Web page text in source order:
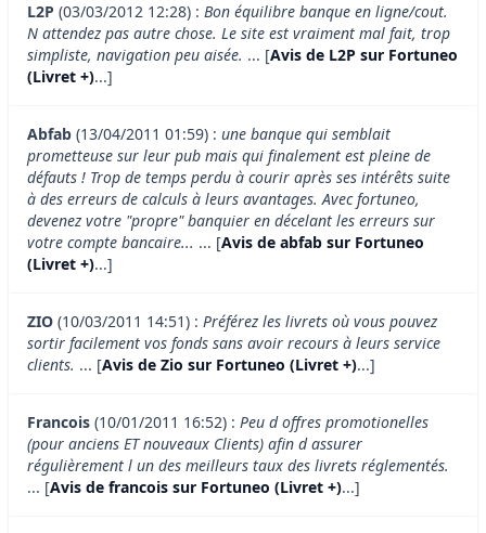
L2P (03/03/2012 12:28) : Bon équilibre banque en ligne/cout.
N attendez pas autre chose. Le site est vraiment mal fait, trop
simpliste, navigation peu aisée. ... [Avis de L2P sur Fortuneo
(Livret +)...]
Abfab (13/04/2011 01:59) : une banque qui semblait
prometteuse sur leur pub mais qui finalement est pleine de
défauts ! Trop de temps perdu à courir après ses intérêts suite
à des erreurs de calculs à leurs avantages. Avec fortuneo,
devenez votre "propre" banquier en décelant les erreurs sur
votre compte bancaire... ... [Avis de abfab sur Fortuneo
(Livret +)...]
ZIO (10/03/2011 14:51) : Préférez les livrets où vous pouvez
sortir facilement vos fonds sans avoir recours à leurs service
clients. ... [Avis de Zio sur Fortuneo (Livret +)...]
Francois (10/01/2011 16:52) : Peu d offres promotionelles
(pour anciens ET nouveaux Clients) afin d assurer
régulièrement l un des meilleurs taux des livrets réglementés.
... [Avis de francois sur Fortuneo (Livret +)...]